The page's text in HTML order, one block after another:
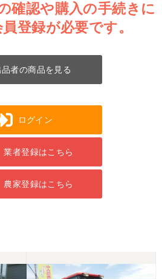
確認や購入の手続きに
登録が必要です。
品者の商品を見る
ログイン
業者登録はこちら
農家登録はこちら